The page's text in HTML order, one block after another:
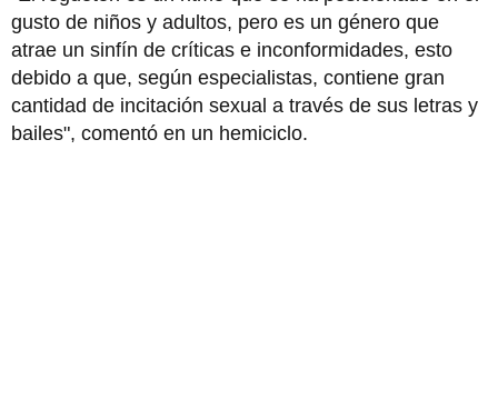
gusto de niños y adultos, pero es un género que
atrae un sinfín de críticas e inconformidades, esto
debido a que, según especialistas, contiene gran
cantidad de incitación sexual a través de sus letras y
bailes", comentó en un hemiciclo.